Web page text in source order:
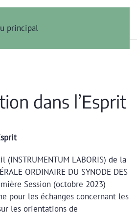
principal
dans l’Esprit
(INSTRUMENTUM LABORIS) de la
ORDINAIRE DU SYNODE DES
Session (octobre 2023)
pour les échanges concernant les
les orientations de